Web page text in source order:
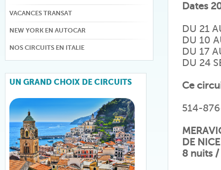
VACANCES TRANSAT
NEW YORK EN AUTOCAR
NOS CIRCUITS EN ITALIE
UN GRAND CHOIX DE CIRCUITS
Dates
DU 21
DU 10
DU 17
DU 24
Ce
514-
DE
8 nuits